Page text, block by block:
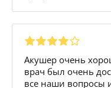
Акушер очень
врач был очень
все наши вопросы